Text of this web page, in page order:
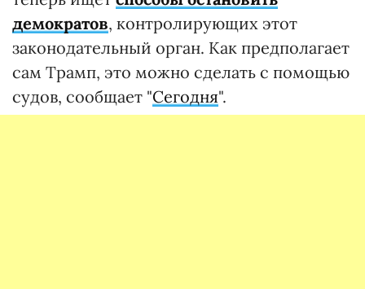
демократов, контролирующих этот
законодательный орган. Как предполагает
сам Трамп, это можно сделать с помощью
судов, сообщает "Сегодня".